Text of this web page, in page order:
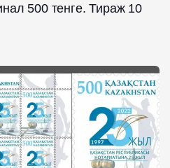
500 тенге. Тираж 10